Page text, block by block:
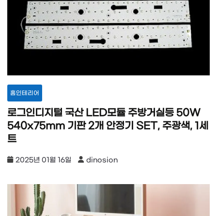
홈인테리어
로그인디지털 국산 LED모듈 주방거실등 50W
540x75mm 기판 2개 안정기 SET, 주광색, 1세
트
2025년 01월 16일 dinosion